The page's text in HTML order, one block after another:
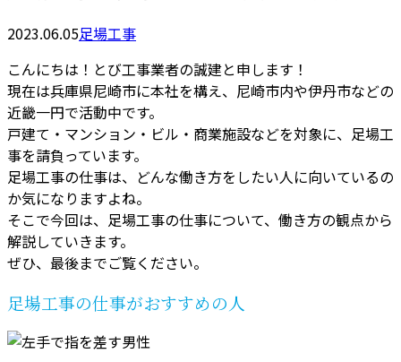
2023.06.05足場工事
こんにちは！とび工事業者の誠建と申します！
現在は兵庫県尼崎市に本社を構え、尼崎市内や伊丹市などの
近畿一円で活動中です。
戸建て・マンション・ビル・商業施設などを対象に、足場工
事を請負っています。
足場工事の仕事は、どんな働き方をしたい人に向いているの
か気になりますよね。
そこで今回は、足場工事の仕事について、働き方の観点から
解説していきます。
ぜひ、最後までご覧ください。
足場工事の仕事がおすすめの人